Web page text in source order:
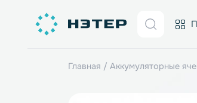
Главная /